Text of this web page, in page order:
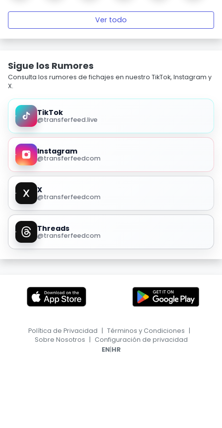
Ver todo
Sigue los Rumores
Consulta los rumores de fichajes en nuestro TikTok, Instagram y
X.
TikTok
@transferfeed.live
Instagram
@transferfeedcom
X
@transferfeedcom
Threads
@transferfeedcom
Política de Privacidad | Términos y Condiciones |
Sobre Nosotros | Configuración de privacidad
EN|HR